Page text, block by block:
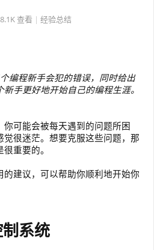
查看 | 经验总结
编程新手会犯的错误，同时给出
手更好地开始自己的编程生涯。
可能会被每天遇到的问题所困
很迷茫。想要克服这些问题，那
重要的。
建议，可以帮助你顺利地开始你
系统